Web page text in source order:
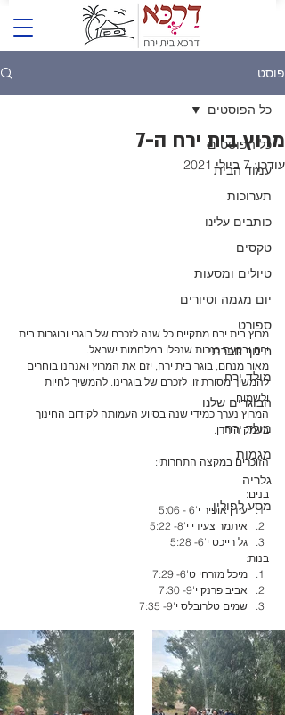
פוסט
כל הפוסטים
עמוד הבית
תערוכות
כותבים עלינו
טקסים
טיולים ומסעות
יום מגמה וסיורים
ספורט
חינוך חברתי
מולד ירח
הבוגרים שלנו
מולד ירח
מגמות
גלריה
מסע לפולין
כל הפוסטים
מרוץ בית ירח ה-7
עודכן:7 ביולי 2021
מרוץ בית ירח מתקיים כל שנה לזכרם של בוגרי ובוגרות בית
ירח ובקעת כנרות שנפלו במלחמות ישראל.
מאור מנחם, בוגר בית ירח, יזם את המרוץ ואנחנו בוחרים
להמשיך מסורת זו, לזכרם של בוגרינו. להמשיך לחיות
ולשמוח.
המרוץ נערך כמידי שנה בסיוע העמותה לקידום החינוך
בעמק הירדן.
הזוכרים במקצה התחרותי:
בנים:
עידן אופיר י'6 - 5:06
איתמר צעידי י'8- 5:22
גל רייכט י'6- 5:28
בנות:
מיכל מזרחי ט'6- 7:29
אביב פרנק י'9- 7:30
שמים טלרובלס י'9- 7:35